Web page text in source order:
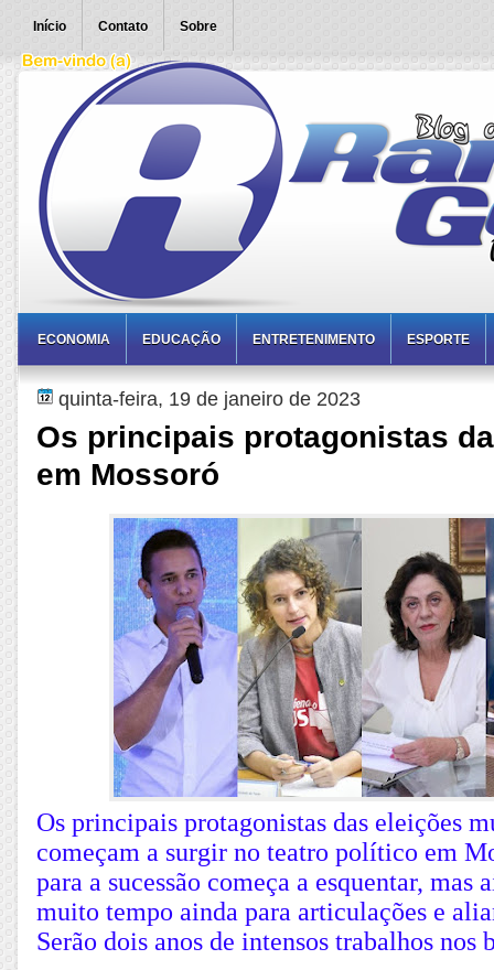
Início Contato Sobre
ECONOMIA EDUCAÇÃO ENTRETENIMENTO ESPORTE
quinta-feira, 19 de janeiro de 2023
Os principais protagonistas
em Mossoró
Os principais protagonistas das eleições
começam a surgir no teatro político em
para a sucessão começa a esquentar, mas
muito tempo ainda para articulações e
Serão dois anos de intensos trabalhos nos